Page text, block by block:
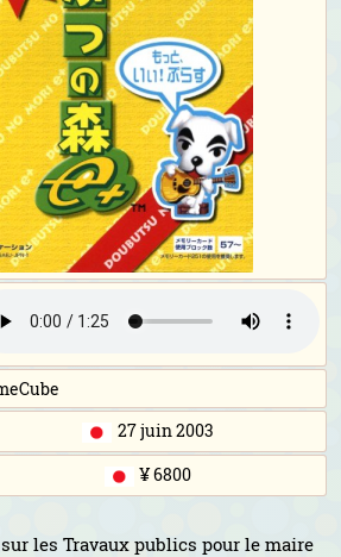
27 juin 2003
¥ 6800
les Travaux publics pour le maire